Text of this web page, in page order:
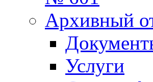
Архивный
Услуги